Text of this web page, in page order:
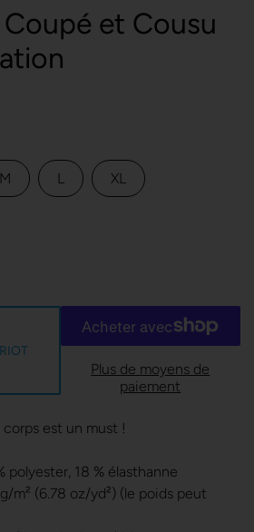
et Cousu
M L XL
Plus de moyens de
paiement
est un must !
polyester, 18 % élasthanne
m² (6.78 oz/yd²) (le poids peut